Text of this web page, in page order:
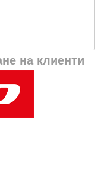
на клиенти